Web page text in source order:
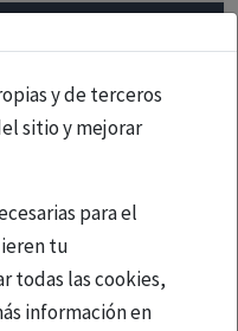
y de terceros
sitio y mejorar
para el
tu
todas las cookies,
información en